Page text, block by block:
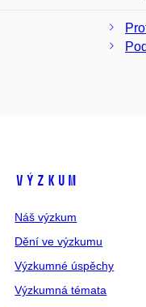
Výzkum
Náš výzkum
Dění ve výzkumu
Výzkumné úspěchy
Výzkumná témata